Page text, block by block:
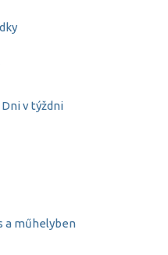
v týždni
a műhelyben